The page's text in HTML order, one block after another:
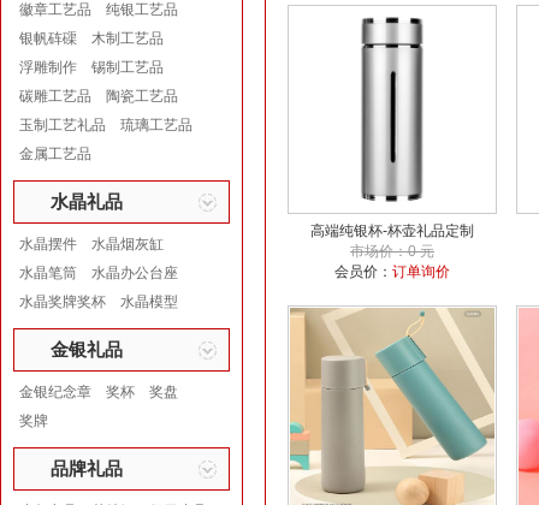
徽章工艺品
纯银工艺品
银帆砗磲
木制工艺品
浮雕制作
锡制工艺品
碳雕工艺品
陶瓷工艺品
玉制工艺礼品
琉璃工艺品
金属工艺品
水晶礼品
水晶摆件
水晶烟灰缸
水晶笔筒
水晶办公台座
水晶奖牌奖杯
水晶模型
金银礼品
金银纪念章 奖杯
奖盘
奖牌
品牌礼品
高端纯银杯-杯壶礼品定制
市场价：0 元
会员价： 订单询价